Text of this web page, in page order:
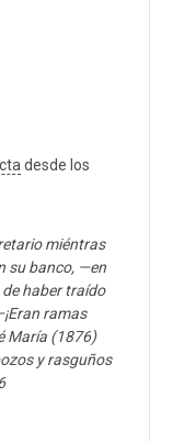
desde los
miéntras
su banco, —en
haber traído
ramas
María (1876)
y rasguños